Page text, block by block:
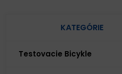
KATEGÓRIE
Testovacie Bicykle